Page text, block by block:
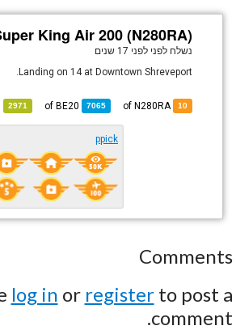
King Air 200 (N280RA)
נשלח לפני לפני 17 שנים
Landing on 14 at Downtown Shreveport.
10
7065
BE20
2971
ppick
Comments
log in or registerto post a
comment.